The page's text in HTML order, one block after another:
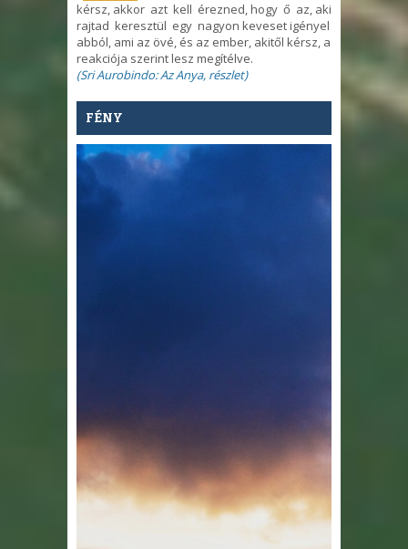
kérsz, akkor azt kell érezned, hogy ő az, aki
rajtad keresztül egy nagyon keveset igényel
abból, ami az övé, és az ember, akitől kérsz, a
reakciója szerint lesz megítélve.
(Sri Aurobindo: Az Anya, részlet)
FÉNY